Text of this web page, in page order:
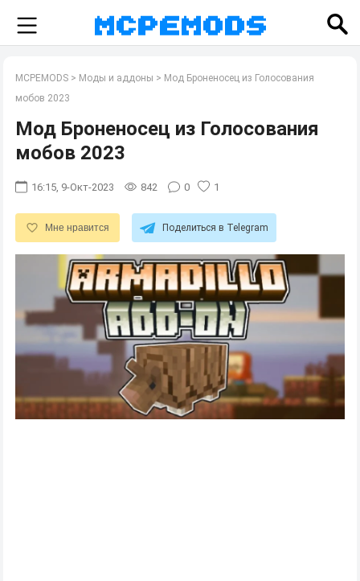
MCPEMODS > Моды и аддоны > Мод Броненосец из Голосования
мобов 2023
Мод Броненосец из Голосования
мобов 2023
16:15, 9-Окт-2023 842 0 1
Мне нравится Поделиться в Telegram